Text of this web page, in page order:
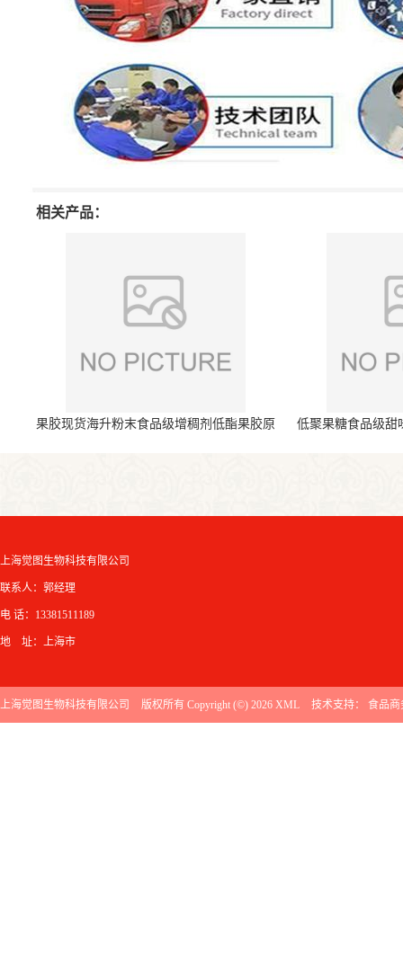
相关产品：
果胶现货海升粉末食品级增稠剂低酯果胶原
低聚果糖食品级甜
上海觉图生物科技有限公司
联系人：郭经理
电 话：13381511189
地 址：上海市
上海觉图生物科技有限公司 版权所有 Copyright (©) 2026 XML 技术支持： 食品商